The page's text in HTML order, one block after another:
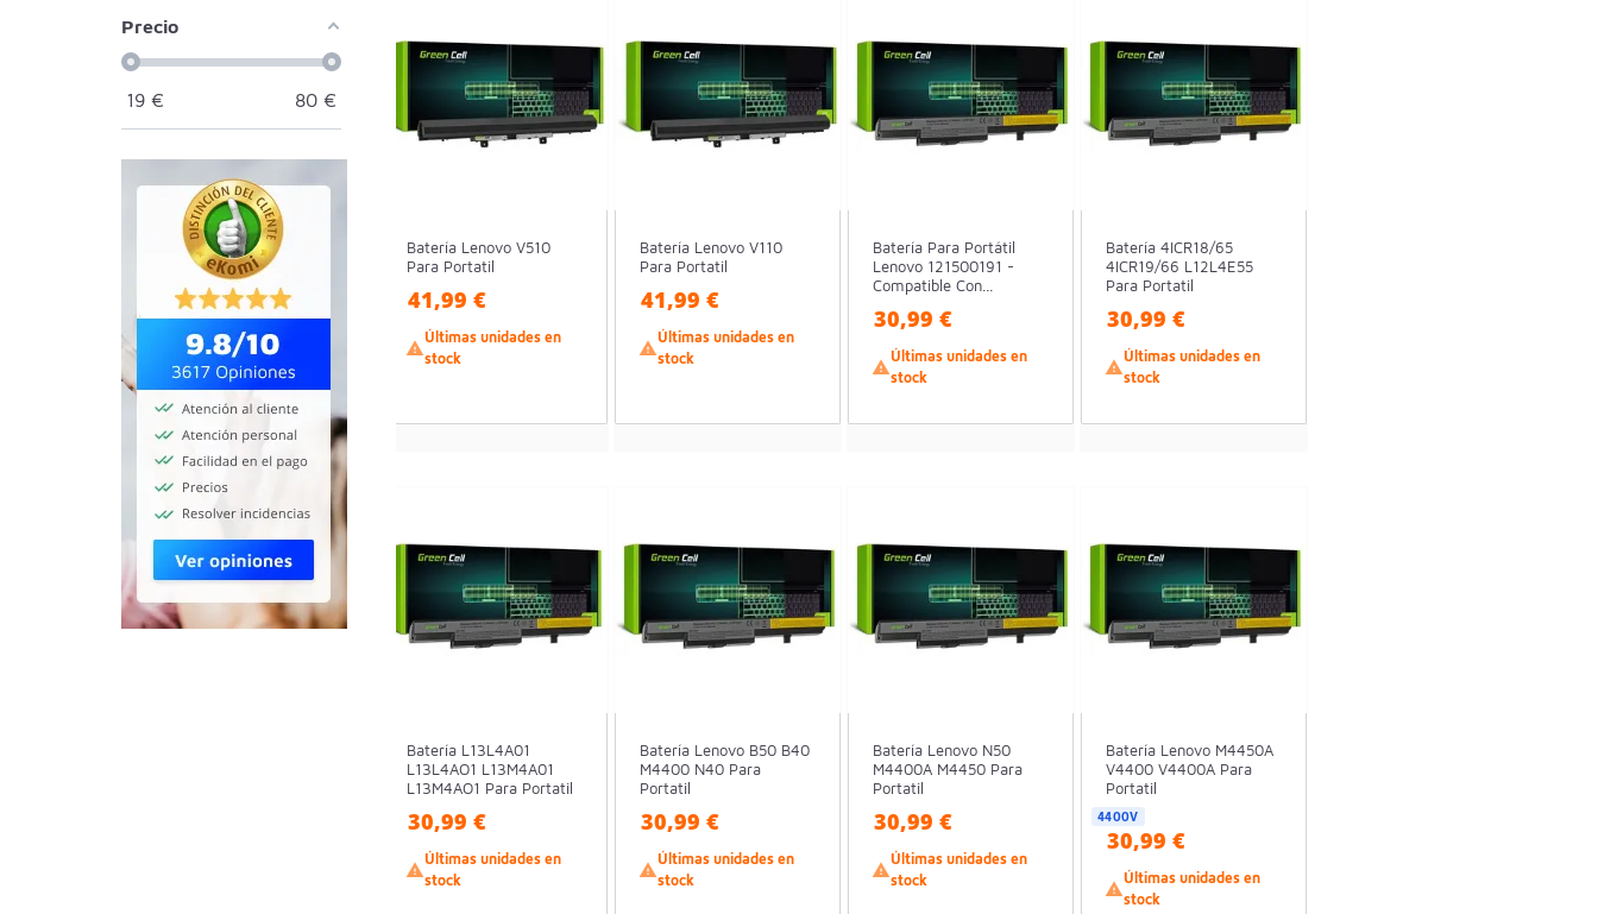
Precio
19 € 80 €
Batería Lenovo V510
Para Portatil
41,99 €

Últimas unidades en
stock
Batería Lenovo V110
Para Portatil
41,99 €

Últimas unidades en
stock
Batería Para Portátil
Lenovo 121500191 -
Compatible Con...
30,99 €

Últimas unidades en
stock
Batería 4ICR18/65
4ICR19/66 L12L4E55
Para Portatil
30,99 €

Últimas unidades en
stock
Batería L13L4A01
L13L4AO1 L13M4A01
L13M4AO1 Para Portatil
30,99 €

Últimas unidades en
stock
Batería Lenovo B50 B40
M4400 N40 Para
Portatil
30,99 €

Últimas unidades en
stock
Batería Lenovo N50
M4400A M4450 Para
Portatil
30,99 €

Últimas unidades en
stock
Batería Lenovo M4450A
V4400 V4400A Para
Portatil
4400V
30,99 €

Últimas unidades en
stock